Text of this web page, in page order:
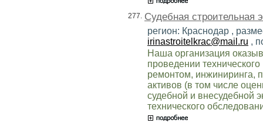
277. Судебная строительная
регион: Краснодар ,
irinastroitelkrac@mail.ru ,
Наша организация
проведении
ремонтом, инжиниринга,
активов (в том числе
судебной и внесудебной
технического